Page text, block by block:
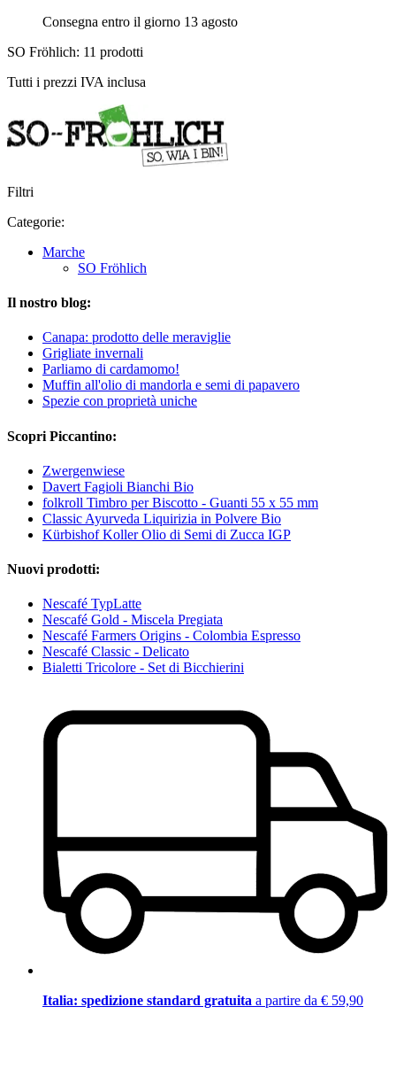
Consegna entro il giorno 13 agosto
SO Fröhlich: 11 prodotti
Tutti i prezzi IVA inclusa
Filtri
Categorie:
Marche
SO Fröhlich
Il nostro blog:
Canapa: prodotto delle meraviglie
Grigliate invernali
Parliamo di cardamomo!
Muffin all'olio di mandorla e semi di papavero
Spezie con proprietà uniche
Scopri Piccantino:
Zwergenwiese
Davert Fagioli Bianchi Bio
folkroll Timbro per Biscotto - Guanti 55 x 55 mm
Classic Ayurveda Liquirizia in Polvere Bio
Kürbishof Koller Olio di Semi di Zucca IGP
Nuovi prodotti:
Nescafé TypLatte
Nescafé Gold - Miscela Pregiata
Nescafé Farmers Origins - Colombia Espresso
Nescafé Classic - Delicato
Bialetti Tricolore - Set di Bicchierini
Italia: spedizione standard gratuita a partire da € 59,90